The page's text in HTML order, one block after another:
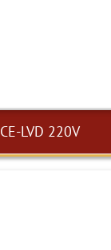
CE-LVD 220V